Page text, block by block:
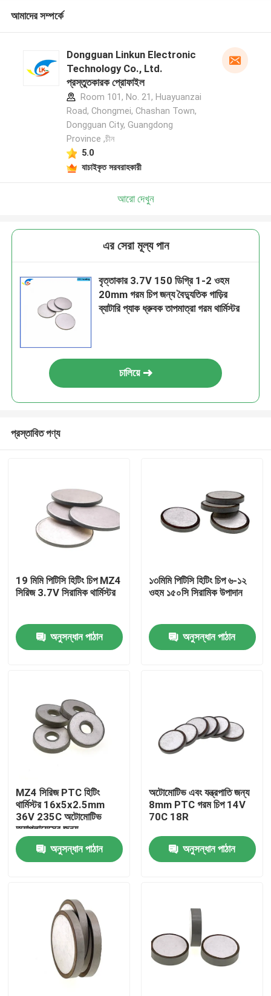
ভিডিও
কারখানা পরিদর্শন
গুণমান নিয়ন্ত্রণ
আমাদের সম্পর্কে
Dongguan Linkun Electronic
Technology Co., Ltd.
প্রস্তুতকারক প্রোফাইল
Room 101, No. 21, Huayuanzai
Road, Chongmei, Chashan Town,
Dongguan City, Guangdong
Province ,চীন
5.0
যাচাইকৃত সরবরাহকারী
আরো দেখুন
এর সেরা মূল্য পান
বৃত্তাকার 3.7V 150 ডিগ্রি 1-2 ওহম
20mm গরম চিপ জন্য বৈদ্যুতিক গাড়ির
ব্যাটারি প্যাক ধ্রুবক তাপমাত্রা গরম থার্মিস্টর
চালিয়ে
প্রস্তাবিত পণ্য
19 মিমি পিটিসি হিটিং চিপ MZ4
সিরিজ 3.7V সিরামিক থার্মিস্টর
অনুসন্ধান পাঠান
১৩মিমি পিটিসি হিটিং চিপ ৬-১২
ওহম ১৫০সি সিরামিক উপাদান
অনুসন্ধান পাঠান
MZ4 সিরিজ PTC হিটিং
থার্মিস্টর 16x5x2.5mm
36V 235C অটোমোটিভ
অ্যাপ্লায়েন্সের জন্য
অনুসন্ধান পাঠান
অটোমোটিভ এবং যন্ত্রপাতি জন্য
8mm PTC গরম চিপ 14V
70C 18R
অনুসন্ধান পাঠান